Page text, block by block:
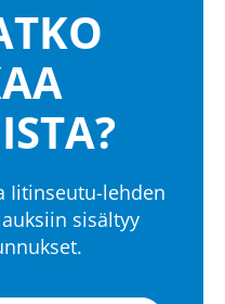
Iitinseutu-lehden
sisältyy